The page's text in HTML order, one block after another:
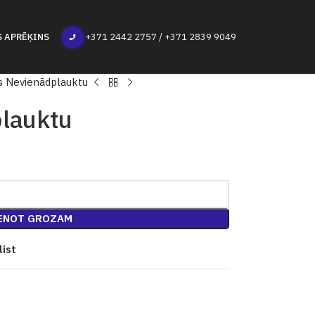
+371 2442 2757 / +371 2839 9049
Nevienādplauktu
GROZAM